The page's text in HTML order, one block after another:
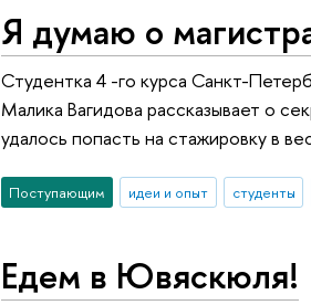
Я думаю о
Студентка 4 -го курса Санкт-
Малика Вагидова рассказывает о
удалось попасть на стажировку в
Поступающим идеи и опыт студенты
Едем в Ювяскюля!